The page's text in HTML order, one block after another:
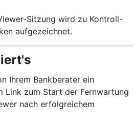
Sitzung wird zu Kontroll-
aufgezeichnet.
Ihrem Bankberater ein
Link zum Start der Fernwartung
nach erfolgreichem